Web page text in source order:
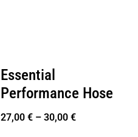
Essential
Performance Hose
27,00 € – 30,00 €